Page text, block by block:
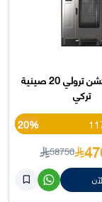
فرن كونفكشن ترولي 20 صينية
تركي
20%
58750